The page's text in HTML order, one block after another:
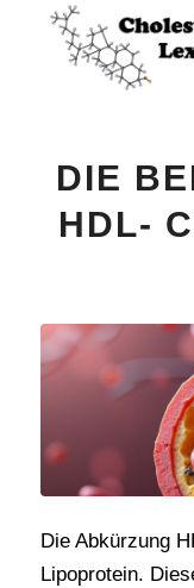
DIE
HDL-
Die Abkürzung
Lipoprotein.